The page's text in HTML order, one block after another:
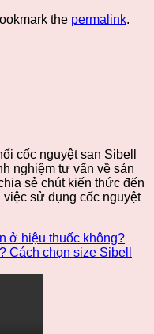
the permalink.
cốc nguyệt san Sibell
nghiệm tư vấn về sản
sẻ chút kiến thức đến
việc sử dụng cốc nguyệt
ở hiệu thuốc không?
Cách chọn size Sibell